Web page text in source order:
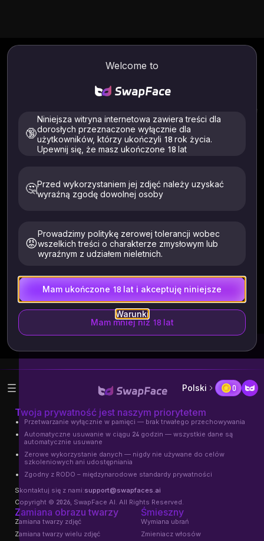
Welcome to
🔞
Niniejsza witryna internetowa zawiera treści dla
dorosłych przeznaczone wyłącznie dla
użytkowników, którzy ukończyli 18 rok życia.
Upewnij się, że masz ukończone 18 lat
🤔Przed wykorzystaniem jej zdjęć należy uzyskać
wyraźną zgodę dowolnej osoby
😡
Prowadzimy politykę zerowej tolerancji wobec
wszelkich treści o charakterze zmysłowym lub
wyraźnym z udziałem nieletnich.
Mam ukończone 18 lat i akceptuję niniejsze
Warunki
Mam mniej niż 18 lat
Bezpłatnie online
Zmień zdjęcia swoich zwierząt w różne style obrazów
portretowych. Klasyczny obraz olejny, akwarela, rysunki
piórkiem... Twórz portrety zwierząt AI za pomocą Swapface
już dziś!
Obsługiwane pliki: .jpeg .jpg .webp .png .avif
godzin.
WSZYSTKIE pliki są automatycznie usuwane w ciągu 24
godzin
Polski 0
Twoja prywatność jest naszym priorytetem
Przetwarzanie wyłącznie w pamięci — brak trwałego przechowywania
Automatyczne usuwanie w ciągu 24 godzin — wszystkie dane są
automatycznie usuwane
Zerowe wykorzystanie danych — nigdy nie używane do celów
szkoleniowych ani udostępniania
Zgodny z RODO – międzynarodowe standardy prywatności
Skontaktuj się z nami:support@swapfaces.ai
Copyright © 2026, SwapFace AI. All Rights Reserved.
Zamiana obrazu twarzy
Zamiana twarzy zdjęć
Zamiana twarzy wielu zdjęć
Śmieszny
Wymiana ubrań
Zmieniacz włosów